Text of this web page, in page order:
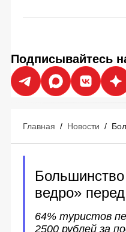
Подписывайтесь
Главная / Новости /
ведро»
64% туристов
2500 рублей за